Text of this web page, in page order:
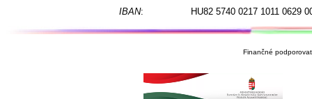
IBAN: HU82 5740 0217 1011 0629
Finančné